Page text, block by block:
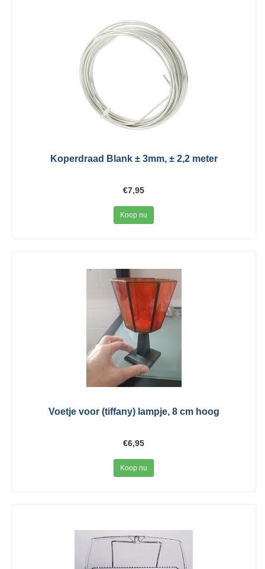
Koperdraad Blank ± 3mm, ± 2,2 meter
€7,95
Koop nu
Voetje voor (tiffany) lampje, 8 cm hoog
€6,95
Koop nu